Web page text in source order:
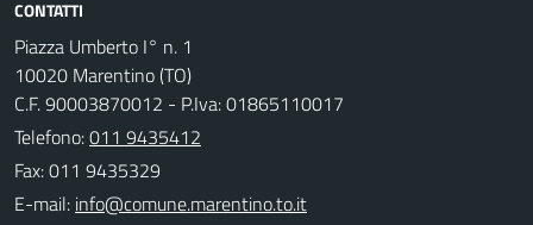
CONTATTI
Piazza Umberto I° n. 1
10020 Marentino (TO)
C.F. 90003870012 - P.Iva: 01865110017
Telefono:011 9435412
Fax: 011 9435329
E-mail: